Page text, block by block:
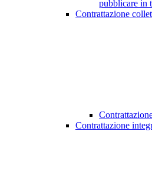
pubblicare in
Contrattazione
Contrattazione